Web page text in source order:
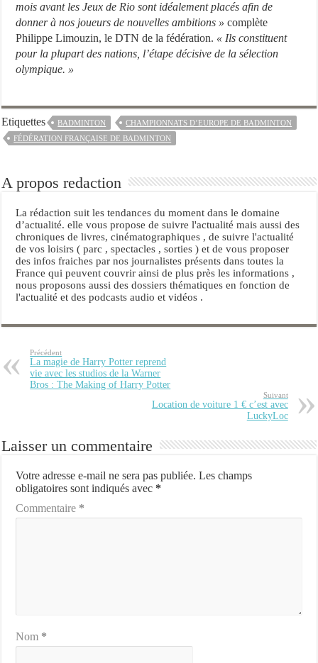
mois avant les Jeux de Rio sont idéalement placés afin de
donner à nos joueurs de nouvelles ambitions » complète
Philippe Limouzin, le DTN de la fédération. « Ils constituent
pour la plupart des nations, l’étape décisive de la sélection
olympique. »
Etiquettes BADMINTON
CHAMPIONNATS D’EUROPE DE BADMINTON
FÉDÉRATION FRANÇAISE DE BADMINTON
A propos redaction
La rédaction suit les tendances du moment dans le domaine
d’actualité. elle vous propose de suivre l'actualité mais aussi des
chroniques de livres, cinématographiques , de suivre l'actualité
de vos loisirs ( parc , spectacles , sorties ) et de vous proposer
des infos fraiches par nos journalistes présents dans toutes la
France qui peuvent couvrir ainsi de plus près les informations ,
nous proposons aussi des dossiers thématiques en fonction de
l'actualité et des podcasts audio et vidéos .
Précédent
La magie de Harry Potter reprend
vie avec les studios de la Warner
Bros : The Making of Harry Potter
Suivant
Location de voiture 1 € c’est avec
LuckyLoc
Laisser un commentaire
Votre adresse e-mail ne sera pas publiée. Les champs
obligatoires sont indiqués avec *
Commentaire *
Nom *